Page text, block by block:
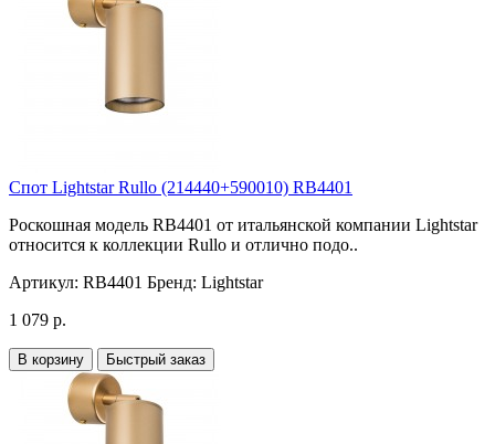
Спот Lightstar Rullo (214440+590010) RB4401
Роскошная модель RB4401 от итальянской компании Lightstar
относится к коллекции Rullo и отлично подо..
Артикул: RB4401 Бренд: Lightstar
1 079 р.
В корзину Быстрый заказ